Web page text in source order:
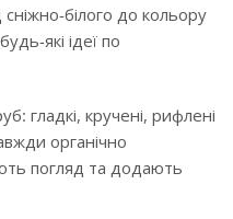
білого до кольору
які ідеї по
гладкі, кручені, рифлені
органічно
погляд та додають